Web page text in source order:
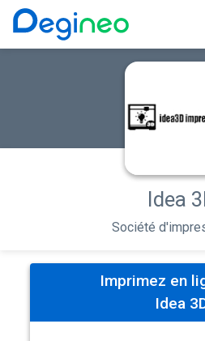
Idea
Société
Imprimez en
Idea